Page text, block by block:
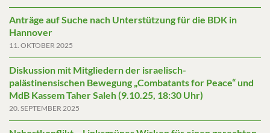
Anträge auf Suche nach Unterstützung für die BDK in
Hannover
11. OKTOBER 2025
Diskussion mit Mitgliedern der israelisch-
palästinensischen Bewegung „Combatants for Peace“ und
MdB Kassem Taher Saleh (9.10.25, 18:30 Uhr)
20. SEPTEMBER 2025